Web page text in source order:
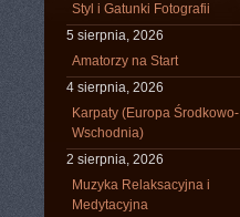
Styl i Gatunki Fotografii
5 sierpnia, 2026
Amatorzy na Start
4 sierpnia, 2026
Karpaty (Europa Środkowo-
Wschodnia)
2 sierpnia, 2026
Muzyka Relaksacyjna i
Medytacyjna